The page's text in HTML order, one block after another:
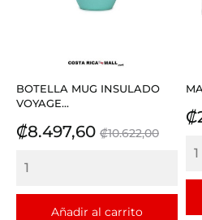
BOTELLA MUG INSULADO
VOYAGE...
Precio
₡8.497,60 Precio
₡10.622,00
Añadir al carrito